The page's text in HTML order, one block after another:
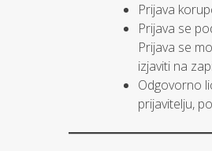
Prijava
Prijava se
Prijava se
izjaviti na
Odgovorno
prijavitelju,